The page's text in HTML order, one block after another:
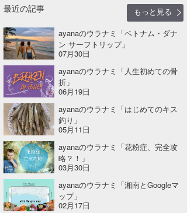
最近の記事
もっと見る
ayanaのウラナミ「ベトナム・ダナ
ン サーフトリップ」
07月30日
ayanaのウラナミ「人生初めての骨
折」
06月19日
ayanaのウラナミ「はじめてのキス
釣り」
05月11日
ayanaのウラナミ「花粉症、完全攻
略？！」
03月30日
ayanaのウラナミ「湘南とGoogleマ
ップ」
02月17日